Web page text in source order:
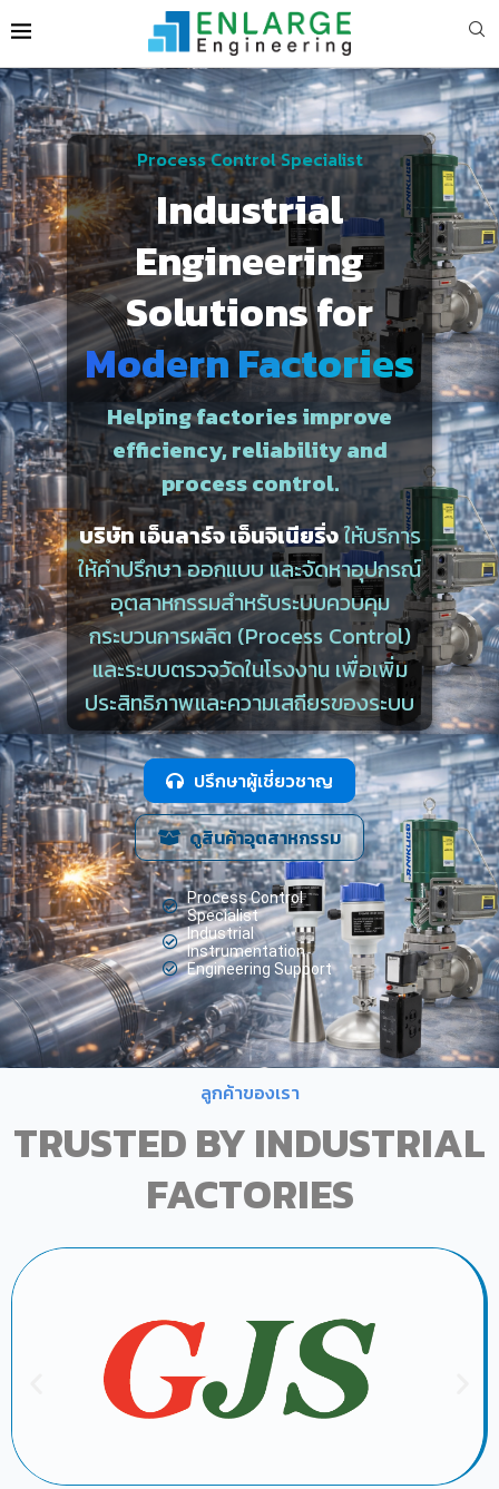
Process Control Specialist
Industrial
Engineering
Solutions for
Modern Factories
Helping factories improve
efficiency, reliability and
process control.
บริษัท เอ็นลาร์จ เอ็นจิเนียริ่งให้บริการ
ให้คำปรึกษา ออกแบบ และจัดหาอุปกรณ์
อุตสาหกรรมสำหรับระบบควบคุม
กระบวนการผลิต (Process Control)
และระบบตรวจวัดในโรงงาน เพื่อเพิ่ม
ประสิทธิภาพและความเสถียรของระบบ
ปรึกษาผู้เชี่ยวชาญ
ดูสินค้าอุตสาหกรรม
Process Control
Specialist
Industrial
Instrumentation
Engineering Support
ลูกค้าของเรา
TRUSTED BY INDUSTRIAL
FACTORIES